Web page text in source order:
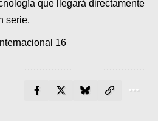
que llegará directamente
serie.